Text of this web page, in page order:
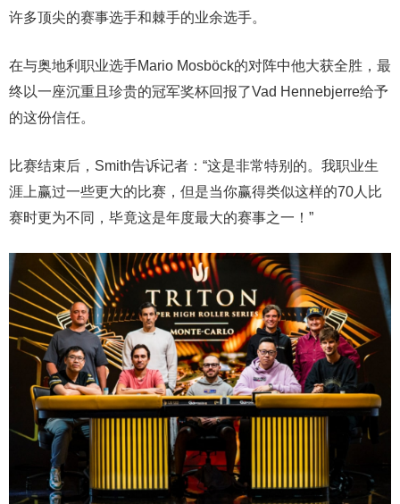
许多顶尖的赛事选手和棘手的业余选手。
在与奥地利职业选手Mario Mosböck的对阵中他大获全胜，最
终以一座沉重且珍贵的冠军奖杯回报了Vad Hennebjerre给予
的这份信任。
比赛结束后，Smith告诉记者：“这是非常特别的。我职业生
涯上赢过一些更大的比赛，但是当你赢得类似这样的70人比
赛时更为不同，毕竟这是年度最大的赛事之一！”